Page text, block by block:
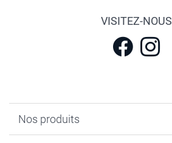
VISITEZ-NOUS
Nos produits